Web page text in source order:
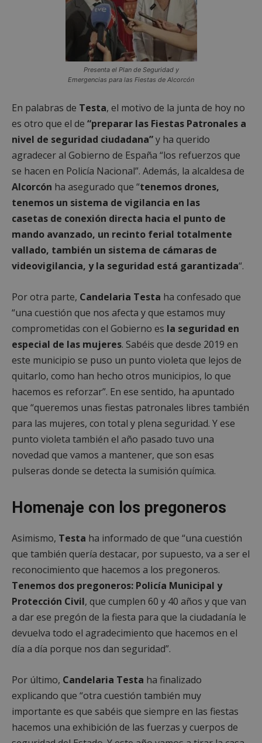
Presenta el Plan de Seguridad y
Emergencias para las Fiestas de Alcorcón
En palabras de Testa, el motivo de la junta de hoy no
es otro que el de “preparar las Fiestas Patronales a
nivel de seguridad ciudadana”y ha querido
agradecer al Gobierno de España “los refuerzos que
se hacen en Policía Nacional”. Además, la alcaldesa de
Alcorcón ha asegurado que “tenemos drones,
tenemos un sistema de vigilancia en las
casetas de conexión directa hacia el punto de
mando avanzado, un recinto ferial totalmente
vallado, también un sistema de cámaras de
videovigilancia, y la seguridad está garantizada“.
Por otra parte, Candelaria Testa ha confesado que
“una cuestión que nos afecta y que estamos muy
comprometidas con el Gobierno es la seguridad en
especial de las mujeres. Sabéis que desde 2019 en
este municipio se puso un punto violeta que lejos de
quitarlo, como han hecho otros municipios, lo que
hacemos es reforzar”. En ese sentido, ha apuntado
que “queremos unas fiestas patronales libres también
para las mujeres, con total y plena seguridad. Y ese
punto violeta también el año pasado tuvo una
novedad que vamos a mantener, que son esas
pulseras donde se detecta la sumisión química.
Homenaje con los pregoneros
Asimismo, Testa ha informado de que “una cuestión
que también quería destacar, por supuesto, va a ser el
reconocimiento que hacemos a los pregoneros.
Tenemos dos pregoneros: Policía Municipal y
Protección Civil, que cumplen 60 y 40 años y que van
a dar ese pregón de la fiesta para que la ciudadanía le
devuelva todo el agradecimiento que hacemos en el
día a día porque nos dan seguridad”.
Por último, Candelaria Testa ha finalizado
explicando que “otra cuestión también muy
importante es que sabéis que siempre en las fiestas
hacemos una exhibición de las fuerzas y cuerpos de